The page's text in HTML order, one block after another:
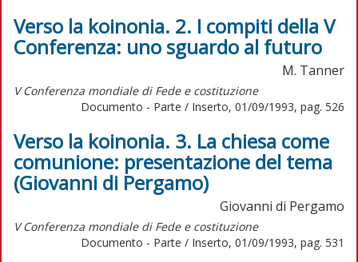
Verso la koinonia. 2. I compiti della V
Conferenza: uno sguardo al futuro
M. Tanner
V Conferenza mondiale di Fede e costituzione
Documento - Parte / Inserto, 01/09/1993, pag. 526
Verso la koinonia. 3. La chiesa come
comunione: presentazione del tema
(Giovanni di Pergamo)
Giovanni di Pergamo
V Conferenza mondiale di Fede e costituzione
Documento - Parte / Inserto, 01/09/1993, pag. 531